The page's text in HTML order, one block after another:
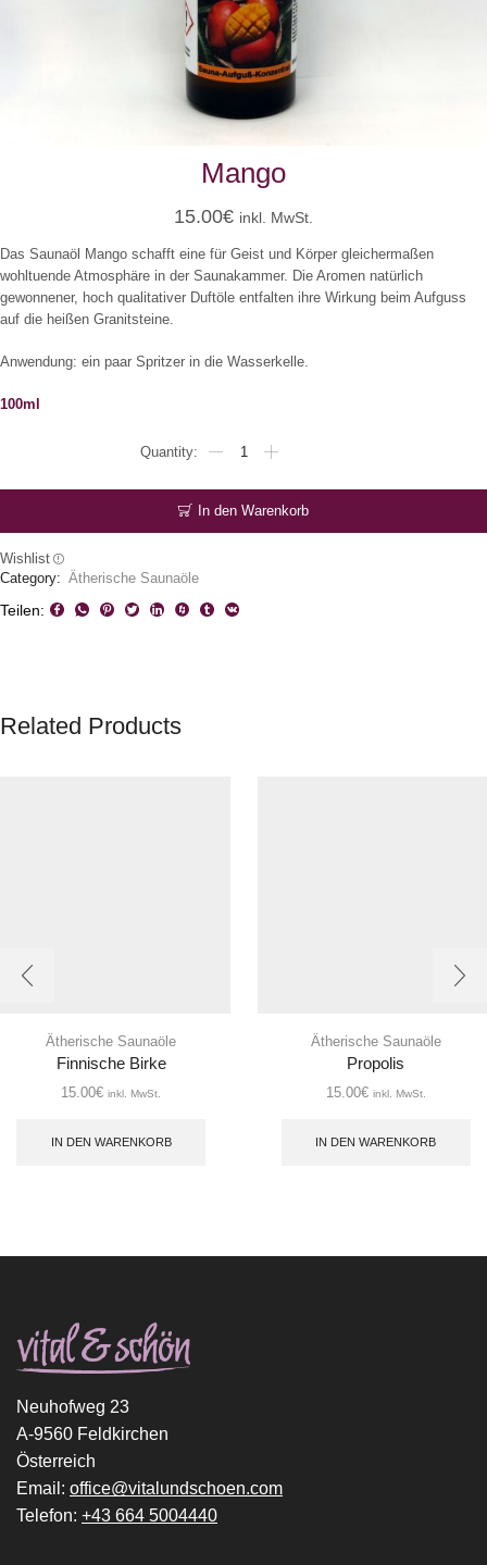
Mango
15.00€ inkl. MwSt.
Das Saunaöl Mango schafft eine für Geist und Körper gleichermaßen
wohltuende Atmosphäre in der Saunakammer. Die Aromen natürlich
gewonnener, hoch qualitativer Duftöle entfalten ihre Wirkung beim Aufguss
auf die heißen Granitsteine.
Anwendung: ein paar Spritzer in die Wasserkelle.
100ml
Menge
In den Warenkorb
Wishlist
Category: Ätherische Saunaöle
Teilen:
Related Products
Ätherische Saunaöle
Finnische Birke
15.00€ inkl. MwSt.
IN DEN WARENKORB
Ätherische Saunaöle
Propolis
15.00€ inkl. MwSt.
IN DEN WARENKORB
Neuhofweg 23
A-9560 Feldkirchen
Österreich
Email: office@vitalundschoen.com
Telefon: +43 664 5004440